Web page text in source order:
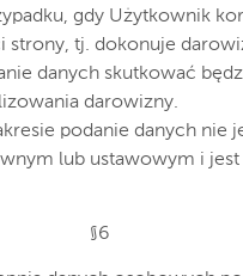
gdy Użytkownik
strony, tj. dokonuje
danych skutkować
darowizny.
podanie danych nie
lub ustawowym i jest
§6